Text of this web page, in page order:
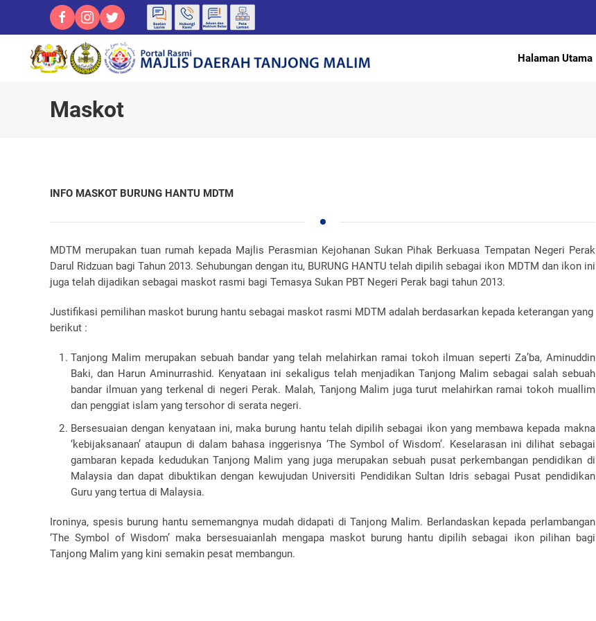
Halaman Utama
Maskot
INFO MASKOT BURUNG HANTU MDTM
MDTM merupakan tuan rumah kepada Majlis Perasmian Kejohanan Sukan Pihak Berkuasa Tempatan Negeri Perak
Darul Ridzuan bagi Tahun 2013. Sehubungan dengan itu, BURUNG HANTU telah dipilih sebagai ikon MDTM dan ikon ini
juga telah dijadikan sebagai maskot rasmi bagi Temasya Sukan PBT Negeri Perak bagi tahun 2013.
Justifikasi pemilihan maskot burung hantu sebagai maskot rasmi MDTM adalah berdasarkan kepada keterangan yang
berikut :
Tanjong Malim merupakan sebuah bandar yang telah melahirkan ramai tokoh ilmuan seperti Za’ba, Aminuddin
Baki, dan Harun Aminurrashid. Kenyataan ini sekaligus telah menjadikan Tanjong Malim sebagai salah sebuah
bandar ilmuan yang terkenal di negeri Perak. Malah, Tanjong Malim juga turut melahirkan ramai tokoh muallim
dan penggiat islam yang tersohor di serata negeri.
Bersesuaian dengan kenyataan ini, maka burung hantu telah dipilih sebagai ikon yang membawa kepada makna
‘kebijaksanaan’ ataupun di dalam bahasa inggerisnya ‘The Symbol of Wisdom’. Keselarasan ini dilihat sebagai
gambaran kepada kedudukan Tanjong Malim yang juga merupakan sebuah pusat perkembangan pendidikan di
Malaysia dan dapat dibuktikan dengan kewujudan Universiti Pendidikan Sultan Idris sebagai Pusat pendidikan
Guru yang tertua di Malaysia.
Ironinya, spesis burung hantu sememangnya mudah didapati di Tanjong Malim. Berlandaskan kepada perlambangan
‘The Symbol of Wisdom’ maka bersesuaianlah mengapa maskot burung hantu dipilih sebagai ikon pilihan bagi
Tanjong Malim yang kini semakin pesat membangun.